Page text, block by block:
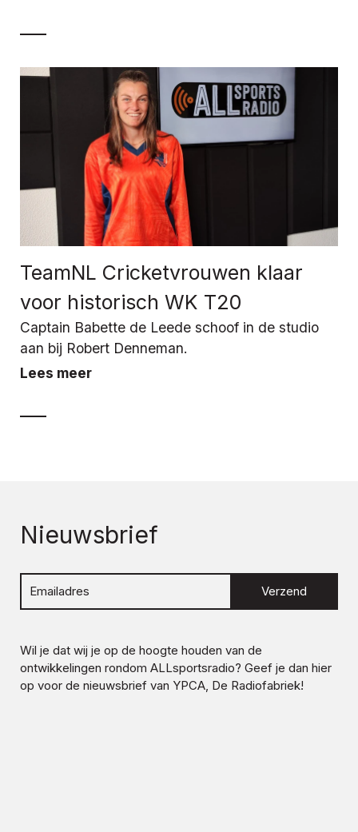
TeamNL Cricketvrouwen klaar
voor historisch WK T20
Captain Babette de Leede schoof in de studio
aan bij Robert Denneman.
Lees meer
Nieuwsbrief
Verzend
Wil je dat wij je op de hoogte houden van de
ontwikkelingen rondom ALLsportsradio? Geef je dan hier
op voor de nieuwsbrief van YPCA, De Radiofabriek!